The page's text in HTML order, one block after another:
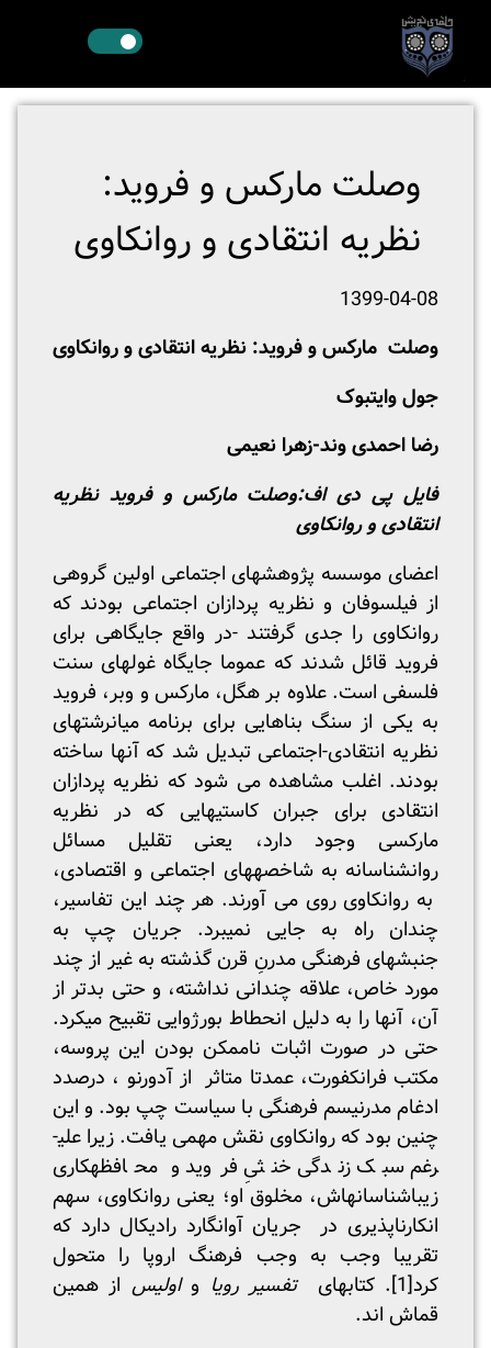
وصلت مارکس و فروید:
نظریه انتقادی و روانکاوی
1399-04-08
وصلت مارکس و فروید: نظریه انتقادی و روانکاوی
جول وایت­بوک
رضا احمدی وند-زهرا نعیمی
فایل پی دی اف:وصلت مارکس و فروید نظریه
انتقادی و روانکاوی
اعضای موسسه پژوهش­های اجتماعی اولین گروهی
از فیلسوفان و نظریه پردازان اجتماعی بودند که
روانکاوی را جدی گرفتند -در واقع جایگاهی برای
فروید قائل شدند که عموما جایگاه غولهای سنت
فلسفی است. علاوه بر هگل، مارکس و وبر، فروید
به یکی از سنگ بناهایی برای برنامه میان­رشته­ای
نظریه انتقادی-اجتماعی تبدیل شد که آنها ساخته
بودند. اغلب مشاهده می شود که نظریه پردازان
انتقادی برای جبران کاستی­هایی که در نظریه
مارکسی وجود دارد، یعنی تقلیل مسائل
روانشناسانه به شاخصه­های اجتماعی و اقتصادی،
به روانکاوی روی می آورند. هر چند این تفاسیر،
چندان راه به جایی نمی­برد. جریان چپ به
جنبشهای فرهنگی مدرنِ قرن گذشته به غیر از چند
مورد خاص، علاقه چندانی نداشته، و حتی بدتر از
آن، آنها را به دلیل انحطاط بورژوایی تقبیح می­کرد.
حتی در صورت اثبات ناممکن بودن این پروسه،
مکتب فرانکفورت، عمدتا متاثر از آدورنو ، درصدد
ادغام مدرنیسم فرهنگی با سیاست چپ بود. و این
چنین بود که روانکاوی نقش مهمی یافت. زیرا علی­
رغم سبک زندگی خنثیِ فروید و محافظه­کاری
زیباشناسانه­اش، مخلوق او؛ یعنی روانکاوی، سهم
انکارناپذیری در جریان آوانگارد رادیکال دارد که
تقریبا وجب به وجب فرهنگ اروپا را متحول
کرد[1] . کتاب­هایتفسیر رویا واولیس از همین
قماش اند.